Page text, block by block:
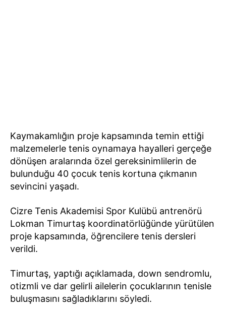
Kaymakamlığın proje kapsamında temin ettiği
malzemelerle tenis oynamaya hayalleri gerçeğe
dönüşen aralarında özel gereksinimlilerin de
bulunduğu 40 çocuk tenis kortuna çıkmanın
sevincini yaşadı.
Cizre Tenis Akademisi Spor Kulübü antrenörü
Lokman Timurtaş koordinatörlüğünde yürütülen
proje kapsamında, öğrencilere tenis dersleri
verildi.
Timurtaş, yaptığı açıklamada, down sendromlu,
otizmli ve dar gelirli ailelerin çocuklarının tenisle
buluşmasını sağladıklarını söyledi.